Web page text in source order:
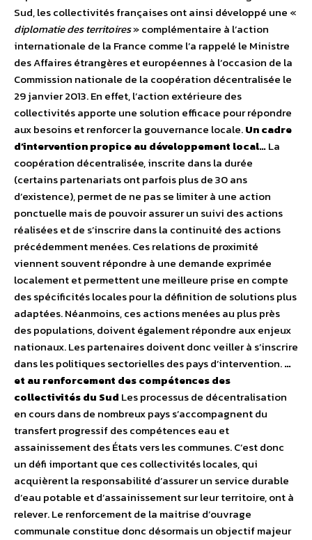
Sud, les collectivités françaises ont ainsi développé une «
diplomatie des territoires» complémentaire à l’action
internationale de la France comme l’a rappelé le Ministre
des Affaires étrangères et européennes à l’occasion de la
Commission nationale de la coopération décentralisée le
29 janvier 2013. En effet, l’action extérieure des
collectivités apporte une solution efficace pour répondre
aux besoins et renforcer la gouvernance locale.Un cadre
d’intervention propice au développement local…La
coopération décentralisée, inscrite dans la durée
(certains partenariats ont parfois plus de 30 ans
d’existence), permet de ne pas se limiter à une action
ponctuelle mais de pouvoir assurer un suivi des actions
réalisées et de s’inscrire dans la continuité des actions
précédemment menées. Ces relations de proximité
viennent souvent répondre à une demande exprimée
localement et permettent une meilleure prise en compte
des spécificités locales pour la définition de solutions plus
adaptées. Néanmoins, ces actions menées au plus près
des populations, doivent également répondre aux enjeux
nationaux. Les partenaires doivent donc veiller à s’inscrire
dans les politiques sectorielles des pays d’intervention.…
et au renforcement des compétences des
collectivités du Sud Les processus de décentralisation
en cours dans de nombreux pays s’accompagnent du
transfert progressif des compétences eau et
assainissement des États vers les communes. C’est donc
un défi important que ces collectivités locales, qui
acquièrent la responsabilité d’assurer un service durable
d’eau potable et d’assainissement sur leur territoire, ont à
relever. Le renforcement de la maitrise d’ouvrage
communale constitue donc désormais un objectif majeur